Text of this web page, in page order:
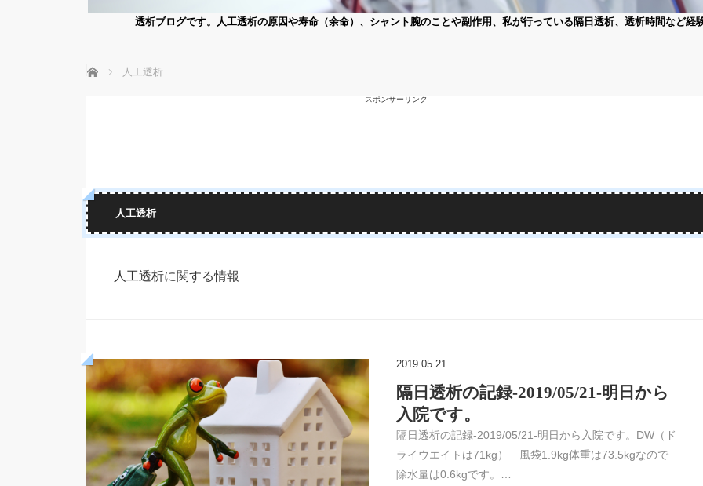
透析ブログです。人工透析の原因や寿命（余命）、シャント腕のことや副作用、私が行っている隔日透析、透析時間など経
ホーム 人工透析
スポンサーリンク
人工透析
人工透析に関する情報
2019.05.21
隔日透析の記録-2019/05/21-明日から
入院です。
隔日透析の記録-2019/05/21-明日から入院です。DW（ド
ライウエイトは71kg） 風袋1.9kg体重は73.5kgなので
除水量は0.6kgです。…